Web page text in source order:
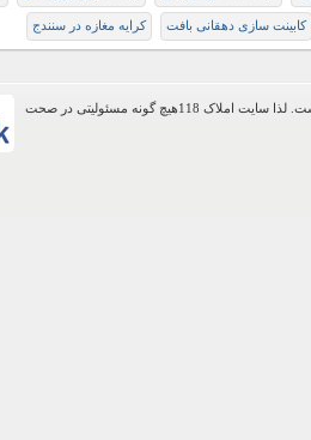
کابینت سازی دهقانی بافت کرایه مغازه در سنندج
اطلاعات موجود در این وب سایت از طریق کاربران عمومی سایت ثبت شده است. لذا سایت املاک 118هیچ گونه مسئولیتی در صحت